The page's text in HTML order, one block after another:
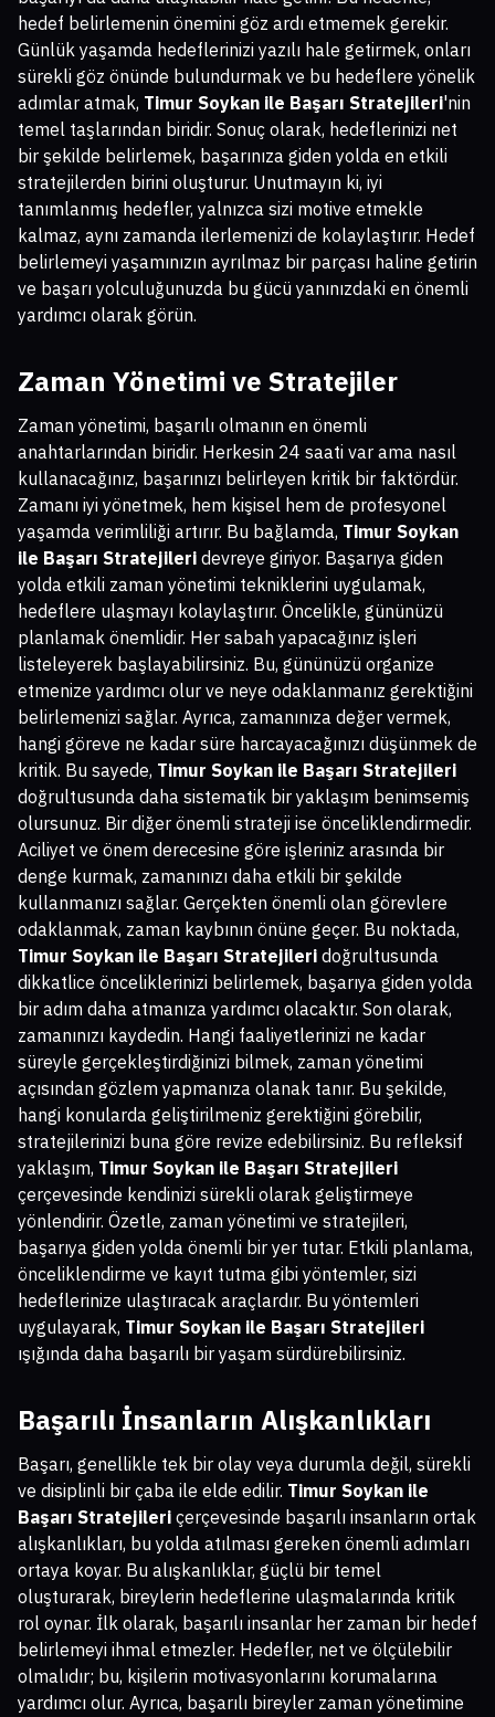
hedef belirlemenin önemini göz ardı etmemek gerekir.
Günlük yaşamda hedeflerinizi yazılı hale getirmek, onları
sürekli göz önünde bulundurmak ve bu hedeflere yönelik
adımlar atmak, Timur Soykan ile Başarı Stratejileri'nin
temel taşlarından biridir. Sonuç olarak, hedeflerinizi net
bir şekilde belirlemek, başarınıza giden yolda en etkili
stratejilerden birini oluşturur. Unutmayın ki, iyi
tanımlanmış hedefler, yalnızca sizi motive etmekle
kalmaz, aynı zamanda ilerlemenizi de kolaylaştırır. Hedef
belirlemeyi yaşamınızın ayrılmaz bir parçası haline getirin
ve başarı yolculuğunuzda bu gücü yanınızdaki en önemli
yardımcı olarak görün.
Zaman Yönetimi ve Stratejiler
Zaman yönetimi, başarılı olmanın en önemli
anahtarlarından biridir. Herkesin 24 saati var ama nasıl
kullanacağınız, başarınızı belirleyen kritik bir faktördür.
Zamanı iyi yönetmek, hem kişisel hem de profesyonel
yaşamda verimliliği artırır. Bu bağlamda, Timur Soykan
ile Başarı Stratejileri devreye giriyor. Başarıya giden
yolda etkili zaman yönetimi tekniklerini uygulamak,
hedeflere ulaşmayı kolaylaştırır. Öncelikle, gününüzü
planlamak önemlidir. Her sabah yapacağınız işleri
listeleyerek başlayabilirsiniz. Bu, gününüzü organize
etmenize yardımcı olur ve neye odaklanmanız gerektiğini
belirlemenizi sağlar. Ayrıca, zamanınıza değer vermek,
hangi göreve ne kadar süre harcayacağınızı düşünmek de
kritik. Bu sayede, Timur Soykan ile Başarı Stratejileri
doğrultusunda daha sistematik bir yaklaşım benimsemiş
olursunuz. Bir diğer önemli strateji ise önceliklendirmedir.
Aciliyet ve önem derecesine göre işleriniz arasında bir
denge kurmak, zamanınızı daha etkili bir şekilde
kullanmanızı sağlar. Gerçekten önemli olan görevlere
odaklanmak, zaman kaybının önüne geçer. Bu noktada,
Timur Soykan ile Başarı Stratejileri doğrultusunda
dikkatlice önceliklerinizi belirlemek, başarıya giden yolda
bir adım daha atmanıza yardımcı olacaktır. Son olarak,
zamanınızı kaydedin. Hangi faaliyetlerinizi ne kadar
süreyle gerçekleştirdiğinizi bilmek, zaman yönetimi
açısından gözlem yapmanıza olanak tanır. Bu şekilde,
hangi konularda geliştirilmeniz gerektiğini görebilir,
stratejilerinizi buna göre revize edebilirsiniz. Bu refleksif
yaklaşım, Timur Soykan ile Başarı Stratejileri
çerçevesinde kendinizi sürekli olarak geliştirmeye
yönlendirir. Özetle, zaman yönetimi ve stratejileri,
başarıya giden yolda önemli bir yer tutar. Etkili planlama,
önceliklendirme ve kayıt tutma gibi yöntemler, sizi
hedeflerinize ulaştıracak araçlardır. Bu yöntemleri
uygulayarak, Timur Soykan ile Başarı Stratejileri
ışığında daha başarılı bir yaşam sürdürebilirsiniz.
Başarılı İnsanların Alışkanlıkları
Başarı, genellikle tek bir olay veya durumla değil, sürekli
ve disiplinli bir çaba ile elde edilir. Timur Soykan ile
Başarı Stratejileri çerçevesinde başarılı insanların ortak
alışkanlıkları, bu yolda atılması gereken önemli adımları
ortaya koyar. Bu alışkanlıklar, güçlü bir temel
oluşturarak, bireylerin hedeflerine ulaşmalarında kritik
rol oynar. İlk olarak, başarılı insanlar her zaman bir hedef
belirlemeyi ihmal etmezler. Hedefler, net ve ölçülebilir
olmalıdır; bu, kişilerin motivasyonlarını korumalarına
yardımcı olur. Ayrıca, başarılı bireyler zaman yönetimine